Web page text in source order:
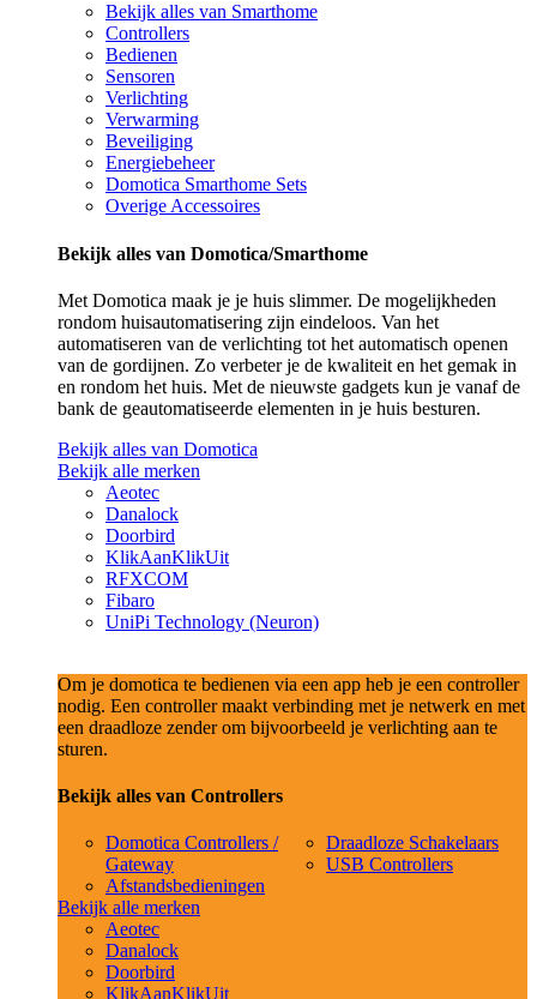
Bekijk alles van Smarthome
Controllers
Bedienen
Sensoren
Verlichting
Verwarming
Beveiliging
Energiebeheer
Domotica Smarthome Sets
Overige Accessoires
Bekijk alles van Domotica/Smarthome
Met Domotica maak je je huis slimmer. De mogelijkheden
rondom huisautomatisering zijn eindeloos. Van het
automatiseren van de verlichting tot het automatisch openen
van de gordijnen. Zo verbeter je de kwaliteit en het gemak in
en rondom het huis. Met de nieuwste gadgets kun je vanaf de
bank de geautomatiseerde elementen in je huis besturen.
Bekijk alles van Domotica
Bekijk alle merken
Aeotec
Danalock
Doorbird
KlikAanKlikUit
RFXCOM
Fibaro
UniPi Technology (Neuron)
Om je domotica te bedienen via een app heb je een controller
nodig. Een controller maakt verbinding met je netwerk en met
een draadloze zender om bijvoorbeeld je verlichting aan te
sturen.
Bekijk alles van Controllers
Domotica Controllers /
Gateway
Afstandsbedieningen
Draadloze Schakelaars
USB Controllers
Bekijk alle merken
Aeotec
Danalock
Doorbird
KlikAanKlikUit